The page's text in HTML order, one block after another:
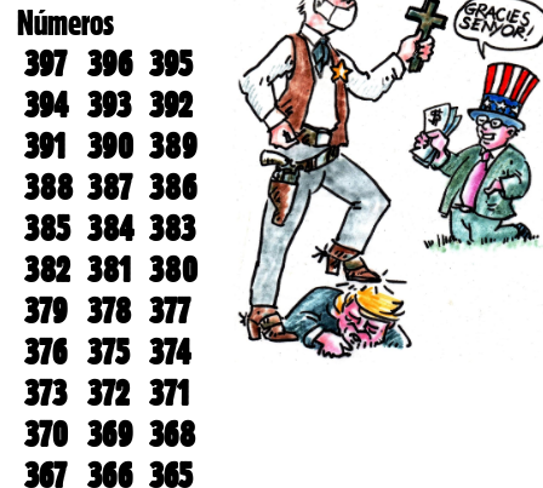
Números
397 396 395
394 393 392
391 390 389
388 387 386
385 384 383
382 381 380
379 378 377
376 375 374
373 372 371
370 369 368
367 366 365